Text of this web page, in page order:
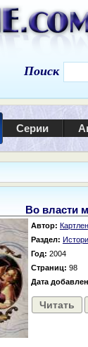
Поиск
Серии
Во власти
Автор:
Раздел:
Год: 2004
Страниц: 98
Дата
Читать